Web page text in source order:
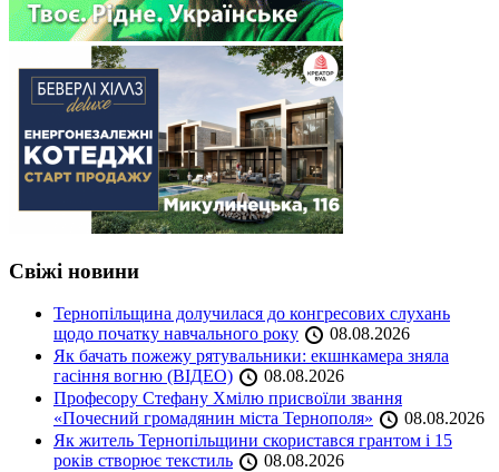
Свіжі новини
Тернопільщина долучилася до конгресових слухань
щодо початку навчального року
08.08.2026
Як бачать пожежу рятувальники: екшнкамера зняла
гасіння вогню (ВІДЕО)
08.08.2026
Професору Стефану Хмілю присвоїли звання
«Почесний громадянин міста Тернополя»
08.08.2026
Як житель Тернопільщини скористався грантом і 15
років створює текстиль
08.08.2026